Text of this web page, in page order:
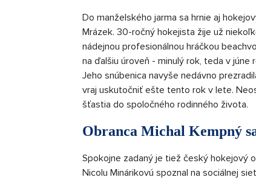
Do manželského jarma sa hrnie aj
Mrázek. 30-ročný hokejista žije už
nádejnou profesionálnou hráčkou
na ďalšiu úroveň - minulý rok, teda v
Jeho snúbenica navyše nedávno
vraj uskutočniť ešte tento rok v lete.
šťastia do spoločného rodinného života.
Obranca Michal Kempný
Spokojne zadaný je tiež český hokejový
Nicolu Minárikovú spoznal na sociálnej